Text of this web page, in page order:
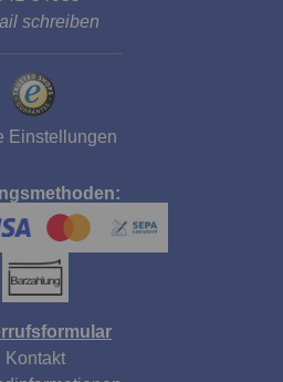
schreiben
Einstellungen
Kontakt